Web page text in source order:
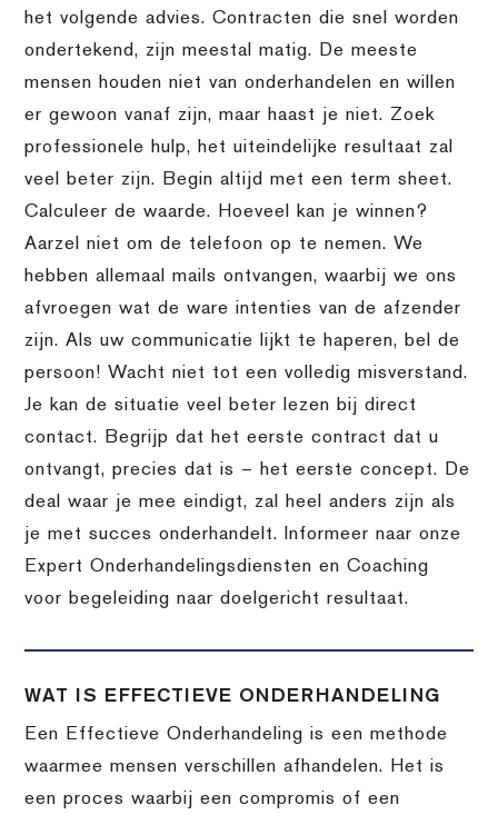
het volgende advies. Contracten die snel worden
ondertekend, zijn meestal matig. De meeste
mensen houden niet van onderhandelen en willen
er gewoon vanaf zijn, maar haast je niet. Zoek
professionele hulp, het uiteindelijke resultaat zal
veel beter zijn. Begin altijd met een term sheet.
Calculeer de waarde. Hoeveel kan je winnen?
Aarzel niet om de telefoon op te nemen. We
hebben allemaal mails ontvangen, waarbij we ons
afvroegen wat de ware intenties van de afzender
zijn. Als uw communicatie lijkt te haperen, bel de
persoon! Wacht niet tot een volledig misverstand.
Je kan de situatie veel beter lezen bij direct
contact. Begrijp dat het eerste contract dat u
ontvangt, precies dat is – het eerste concept. De
deal waar je mee eindigt, zal heel anders zijn als
je met succes onderhandelt. Informeer naar onze
Expert Onderhandelingsdiensten en Coaching
voor begeleiding naar doelgericht resultaat.
WAT IS EFFECTIEVE ONDERHANDELING
Een Effectieve Onderhandeling is een methode
waarmee mensen verschillen afhandelen. Het is
een proces waarbij een compromis of een